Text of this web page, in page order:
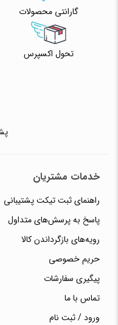
گارانتی محصولات
تحول اکسپرس
خدمات مشتریان
راهنمای ثبت تیکت پشتیبانی
پاسخ به پرسش‌های متداول
رویه‌های بازگرداندن کالا
حریم خصوصی
پیگیری سفارشات
تماس با ما
ورود / ثبت نام